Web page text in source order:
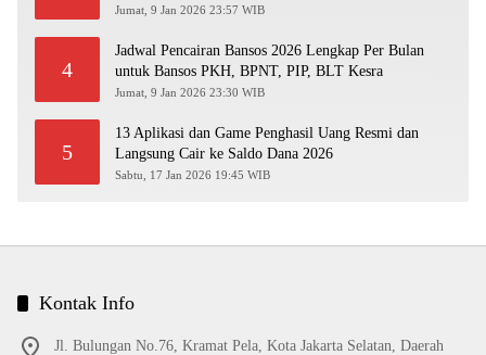
Jumat, 9 Jan 2026 23:57 WIB
4
Jadwal Pencairan Bansos 2026 Lengkap Per Bulan
untuk Bansos PKH, BPNT, PIP, BLT Kesra
Jumat, 9 Jan 2026 23:30 WIB
5
13 Aplikasi dan Game Penghasil Uang Resmi dan
Langsung Cair ke Saldo Dana 2026
Sabtu, 17 Jan 2026 19:45 WIB
Kontak Info
Jl. Bulungan No.76, Kramat Pela, Kota Jakarta Selatan, Daerah